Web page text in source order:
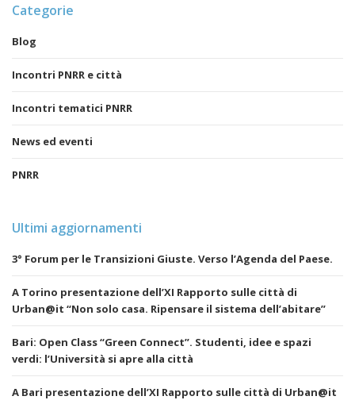
Categorie
Blog
Incontri PNRR e città
Incontri tematici PNRR
News ed eventi
PNRR
Ultimi aggiornamenti
3° Forum per le Transizioni Giuste. Verso l’Agenda del Paese.
A Torino presentazione dell’XI Rapporto sulle città di
Urban@it “Non solo casa. Ripensare il sistema dell’abitare”
Bari: Open Class “Green Connect”. Studenti, idee e spazi
verdi: l’Università si apre alla città
A Bari presentazione dell’XI Rapporto sulle città di Urban@it